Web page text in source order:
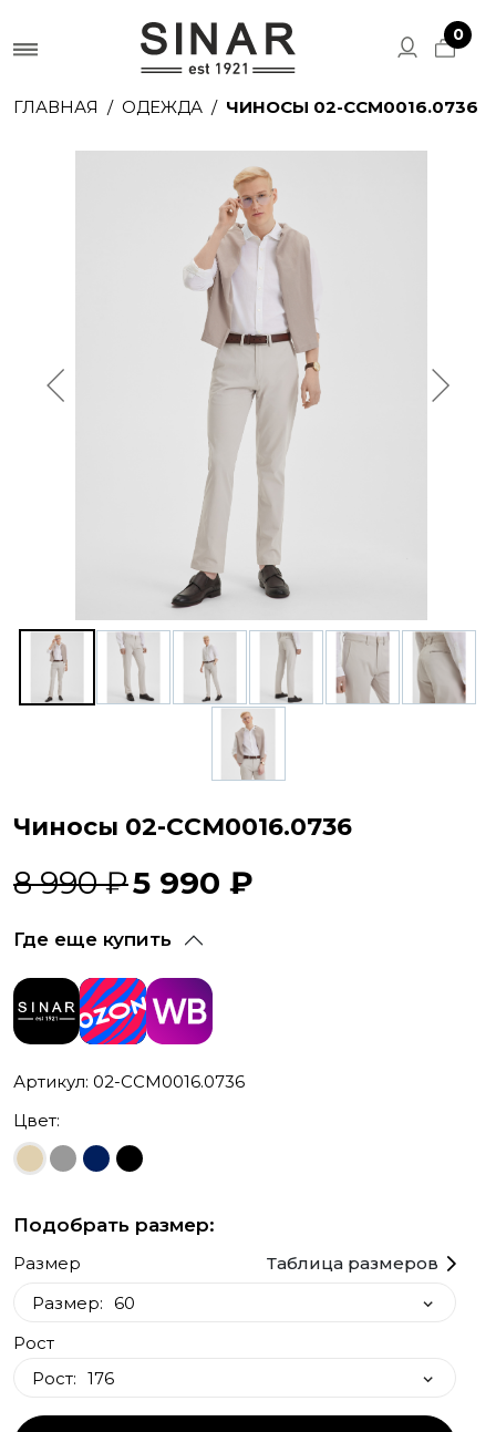
0
ГЛАВНАЯ ОДЕЖДА ЧИНОСЫ 02-CCM0016.0736
Чиносы 02-CCM0016.0736
8 990 ₽5 990 ₽
Где еще купить
Артикул: 02-CCM0016.0736
Цвет:
Подобрать размер:
Размер
Таблица размеров
Размер: 60
60
46
Рост
Рост: 176